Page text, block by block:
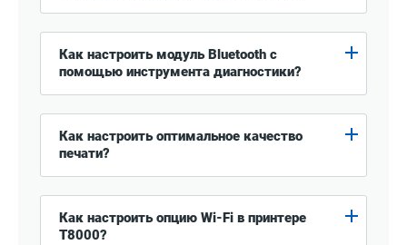
Как настроить модуль Bluetooth с
помощью инструмента диагностики?
Как настроить оптимальное качество
печати?
Как настроить опцию Wi-Fi в принтере
T8000?